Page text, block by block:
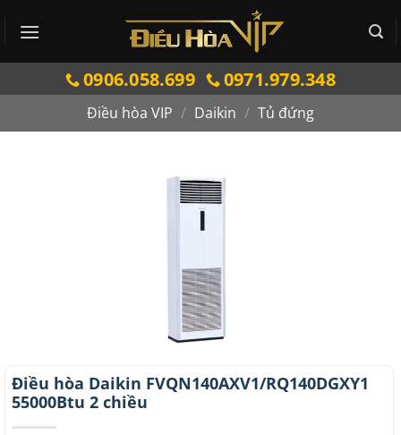
qua
0906.058.699 0971.979.348
Điều hòa VIP / Daikin / Tủ đứng
Điều hòa Daikin FVQN140AXV1/RQ140DGXY1
55000Btu 2 chiều